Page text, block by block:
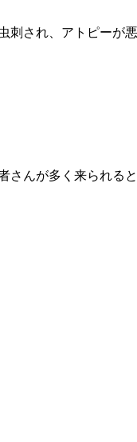
刺され、アトピーが
んが多く来られる